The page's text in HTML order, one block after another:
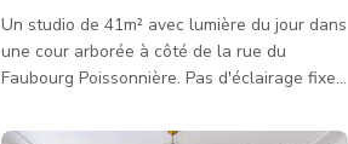
Un studio de 41m² avec lumière du jour dans
une cour arborée à côté de la rue du
Faubourg Poissonnière. Pas d'éclairage fixe.
L'ESPACE Situé dans une cour calme dans le